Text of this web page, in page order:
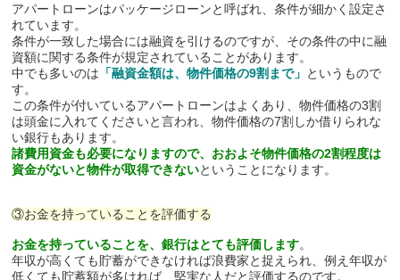
アパートローンはパッケージローンと呼ばれ、条件が細かく設定さ
れています。
条件が一致した場合には融資を引けるのですが、その条件の中に融
資額に関する条件が規定されていることがあります。
中でも多いのは 「融資金額は、物件価格の9割まで」 というもので
す。
この条件が付いているアパートローンはよくあり、物件価格の3割
は頭金に入れてくださいと言われ、物件価格の7割しか借りられな
い銀行もあります。
諸費用資金も必要になりますので、おおよそ物件価格の2割程度は
資金がないと物件が取得できないということになります。
③お金を持っていることを評価する
お金を持っていることを、銀行はとても評価します。
年収が高くても貯蓄ができなければ浪費家と捉えられ、例え年収が
低くても貯蓄額が多ければ、堅実な人だと評価するのです。